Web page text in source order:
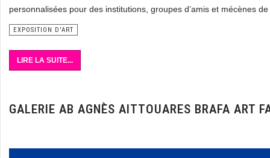
personnalisées pour des institutions, groupes d’amis et mécènes
EXPOSITION D'ART
LIRE LA SUITE...
GALERIE AB AGNÈS AITTOUARES BRAFA ART